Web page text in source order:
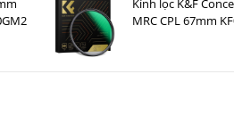
Kính lọc K&F
MRC CPL 67mm